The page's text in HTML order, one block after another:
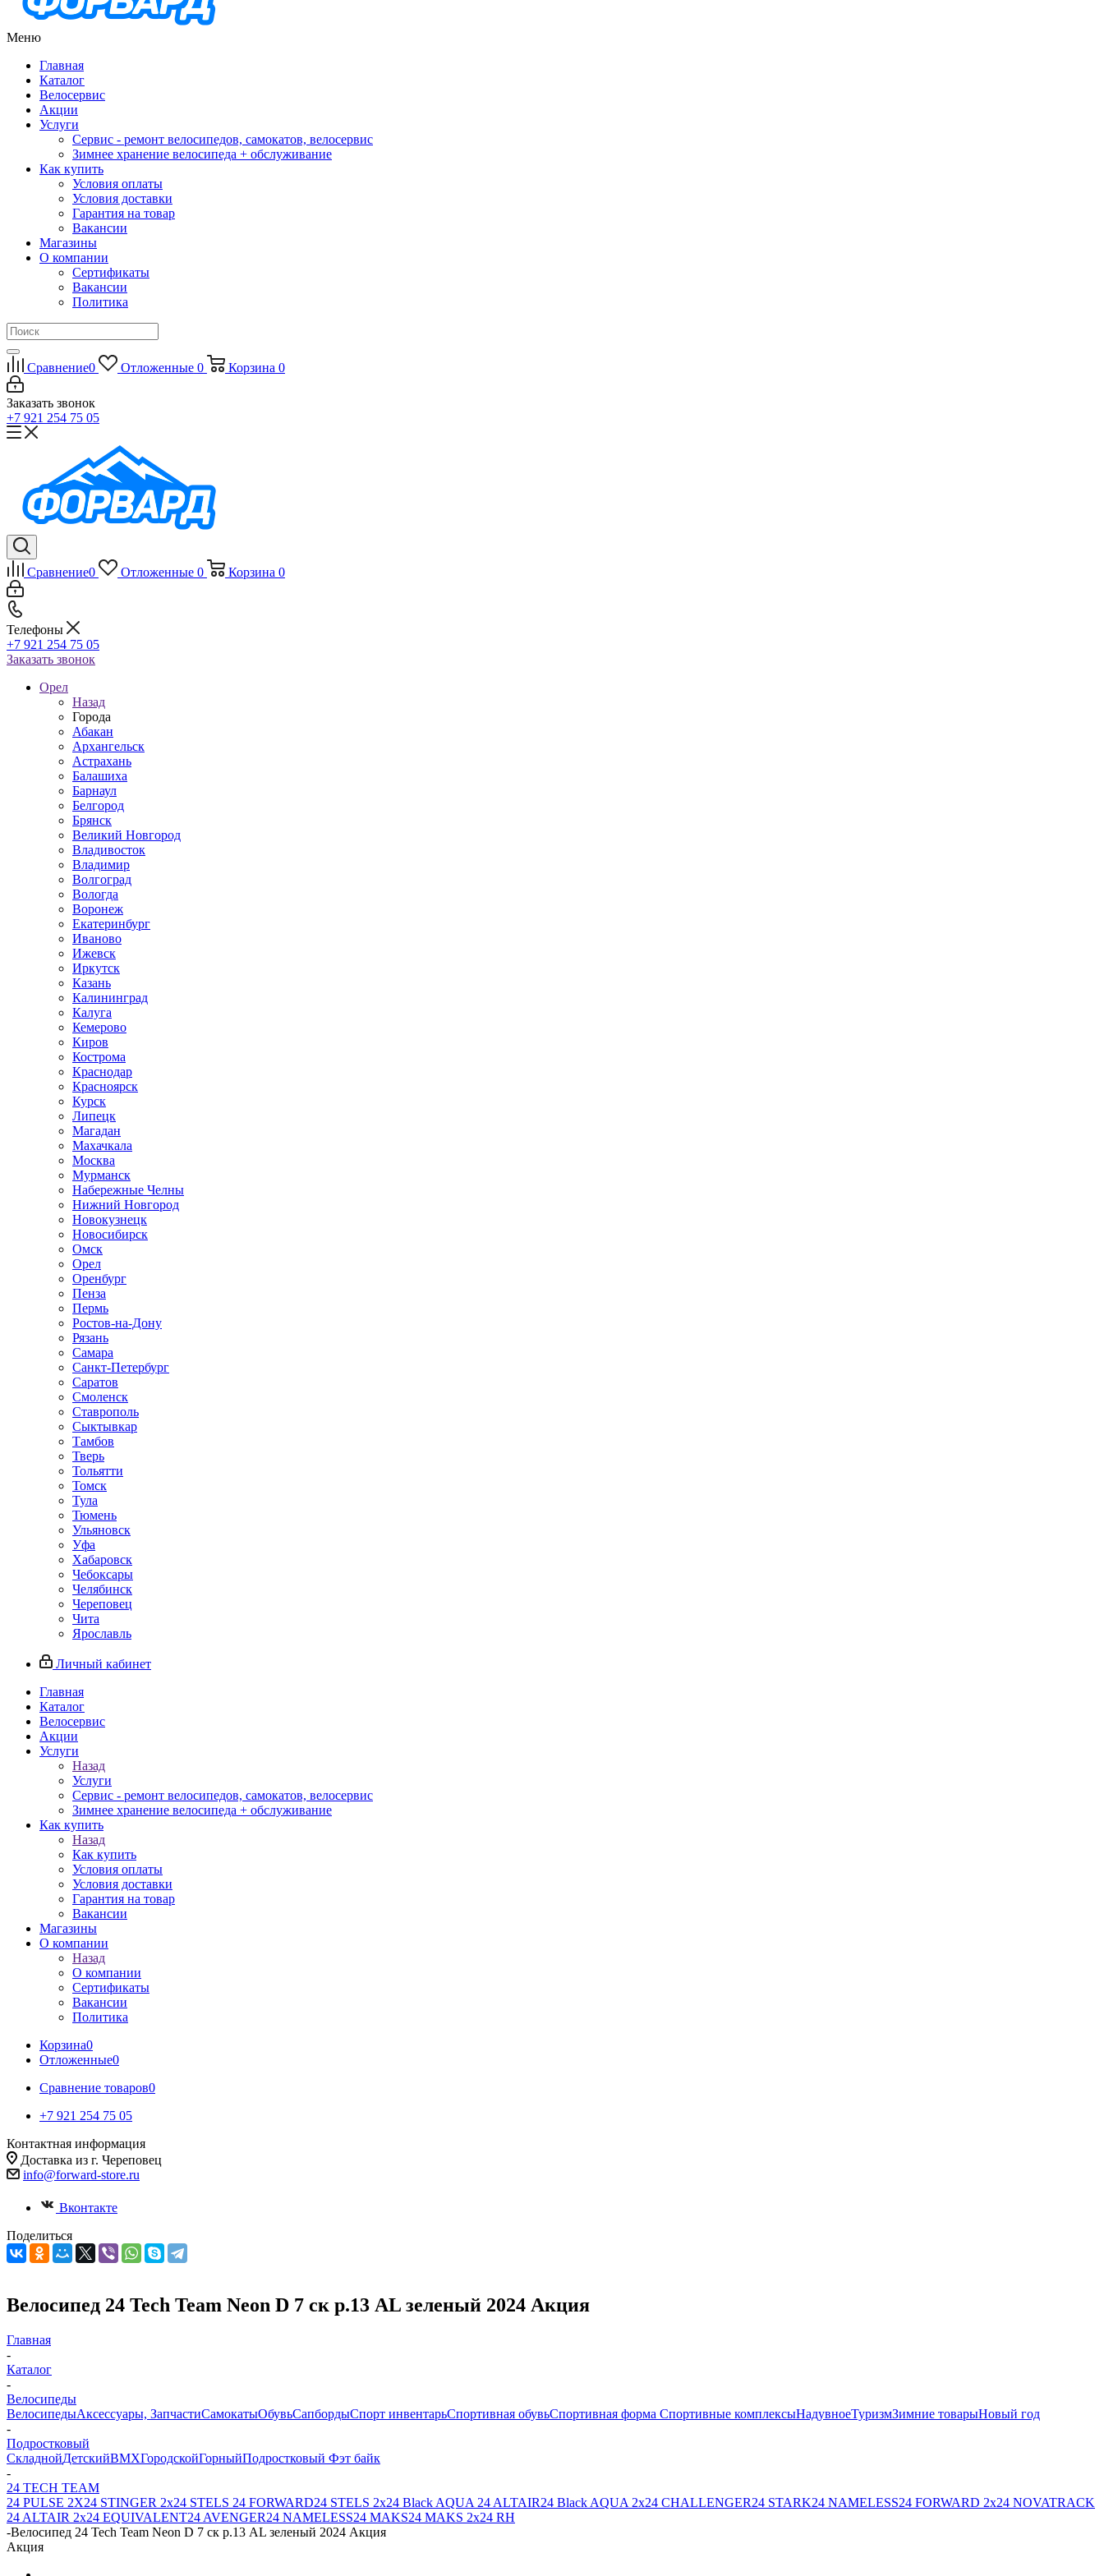
Меню
Главная
Каталог
Велосервис
Акции
Услуги
Сервис - ремонт велосипедов, самокатов, велосервис
Зимнее хранение велосипеда + обслуживание
Как купить
Условия оплаты
Условия доставки
Гарантия на товар
Вакансии
Магазины
О компании
Сертификаты
Вакансии
Политика
Сравнение0 Отложенные 0 Корзина 0
Заказать звонок
+7 921 254 75 05
Сравнение0 Отложенные 0 Корзина 0
Телефоны
+7 921 254 75 05
Заказать звонок
Орел
Назад
Города
Абакан
Архангельск
Астрахань
Балашиха
Барнаул
Белгород
Брянск
Великий Новгород
Владивосток
Владимир
Волгоград
Вологда
Воронеж
Екатеринбург
Иваново
Ижевск
Иркутск
Казань
Калининград
Калуга
Кемерово
Киров
Кострома
Краснодар
Красноярск
Курск
Липецк
Магадан
Махачкала
Москва
Мурманск
Набережные Челны
Нижний Новгород
Новокузнецк
Новосибирск
Омск
Орел
Оренбург
Пенза
Пермь
Ростов-на-Дону
Рязань
Самара
Санкт-Петербург
Саратов
Смоленск
Ставрополь
Сыктывкар
Тамбов
Тверь
Тольятти
Томск
Тула
Тюмень
Ульяновск
Уфа
Хабаровск
Чебоксары
Челябинск
Череповец
Чита
Ярославль
Личный кабинет
Главная
Каталог
Велосервис
Акции
Услуги
Назад
Услуги
Сервис - ремонт велосипедов, самокатов, велосервис
Зимнее хранение велосипеда + обслуживание
Как купить
Назад
Как купить
Условия оплаты
Условия доставки
Гарантия на товар
Вакансии
Магазины
О компании
Назад
О компании
Сертификаты
Вакансии
Политика
Корзина0
Отложенные0
Сравнение товаров0
+7 921 254 75 05
Контактная информация
Доставка из г. Череповец
info@forward-store.ru
Вконтакте
Поделиться
Велосипед 24 Tech Team Neon D 7 ск р.13 AL зеленый 2024 Акция
Главная
-
Каталог
-
Велосипеды
ВелосипедыАксессуары, ЗапчастиСамокатыОбувьСапбордыСпорт инвентарьСпортивная обувьСпортивная форма Спортивные комплексыНадувноеТуризмЗимние товарыНовый год
-
Подростковый
СкладнойДетскийBMXГородскойГорныйПодростковый Фэт байк
-
24 TECH TEAM
24 PULSE 2X24 STINGER 2х24 STELS 24 FORWARD24 STELS 2х24 Black AQUA 24 ALTAIR24 Black AQUA 2х24 CHALLENGER24 STARK24 NAMELESS24 FORWARD 2х24 NOVATRACK
24 ALTAIR 2х24 EQUIVALENT24 AVENGER24 NAMELESS24 MAKS24 MAKS 2x24 RH
-Велосипед 24 Tech Team Neon D 7 ск р.13 AL зеленый 2024 Акция
Акция